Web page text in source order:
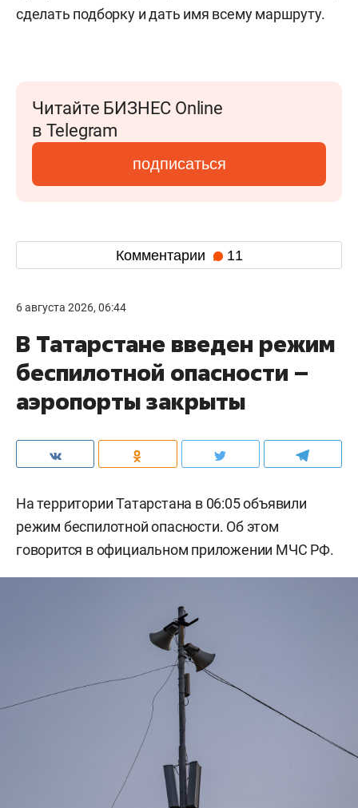
сделать подборку и дать имя всему маршруту.
Читайте БИЗНЕС Online
в Telegram
подписаться
Комментарии 11
6 августа 2026, 06:44
В Татарстане введен режим
беспилотной опасности –
аэропорты закрыты
На территории Татарстана в 06:05 объявили
режим беспилотной опасности. Об этом
говорится в официальном приложении МЧС РФ.